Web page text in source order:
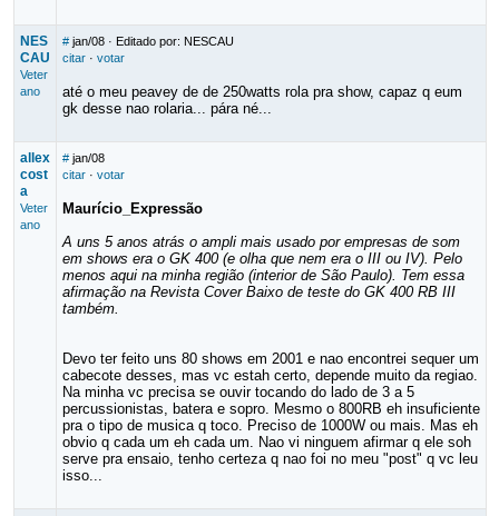
NES
CAU
Veter
ano
# jan/08· Editado por: NESCAU
citar· votar
até o meu peavey de de 250watts rola pra show, capaz q eum
gk desse nao rolaria... pára né...
allex
cost
a
Veter
ano
# jan/08
citar· votar
Maurício_Expressão
A uns 5 anos atrás o ampli mais usado por empresas de som
em shows era o GK 400 (e olha que nem era o III ou IV). Pelo
menos aqui na minha região (interior de São Paulo). Tem essa
afirmação na Revista Cover Baixo de teste do GK 400 RB III
também.
Devo ter feito uns 80 shows em 2001 e nao encontrei sequer um
cabecote desses, mas vc estah certo, depende muito da regiao.
Na minha vc precisa se ouvir tocando do lado de 3 a 5
percussionistas, batera e sopro. Mesmo o 800RB eh insuficiente
pra o tipo de musica q toco. Preciso de 1000W ou mais. Mas eh
obvio q cada um eh cada um. Nao vi ninguem afirmar q ele soh
serve pra ensaio, tenho certeza q nao foi no meu "post" q vc leu
isso...